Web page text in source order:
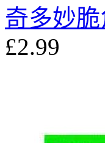
奇多妙
£2.99